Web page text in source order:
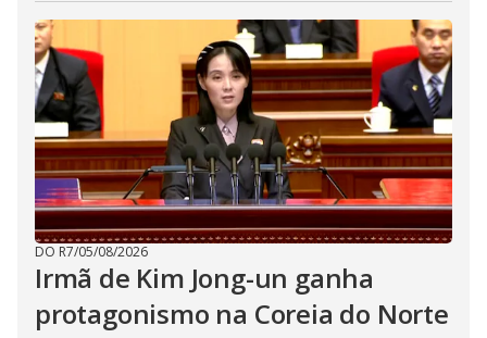
DO R7/05/08/2026
Irmã de Kim Jong-un ganha
protagonismo na Coreia do Norte